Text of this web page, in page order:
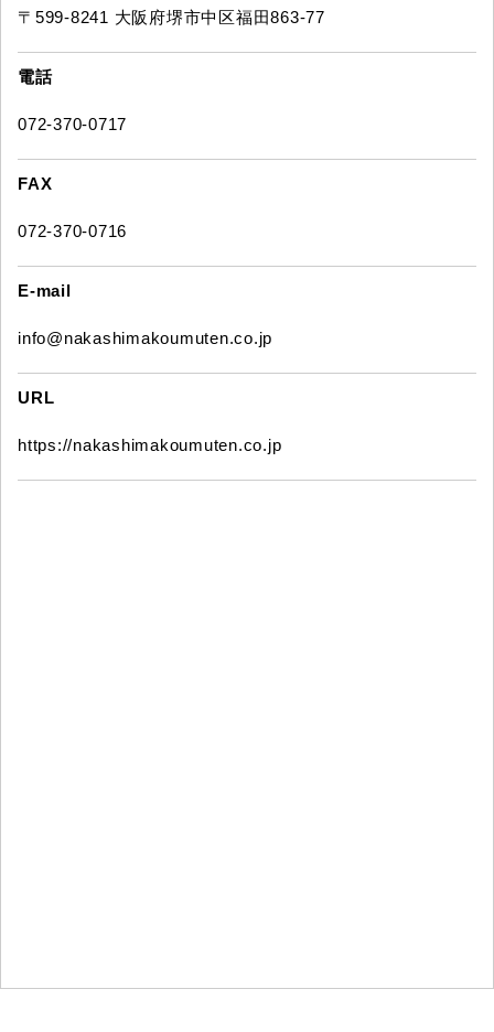
〒599-8241 大阪府堺市中区福田863-77
電話
072-370-0717
FAX
072-370-0716
E-mail
info@nakashimakoumuten.co.jp
URL
https://nakashimakoumuten.co.jp